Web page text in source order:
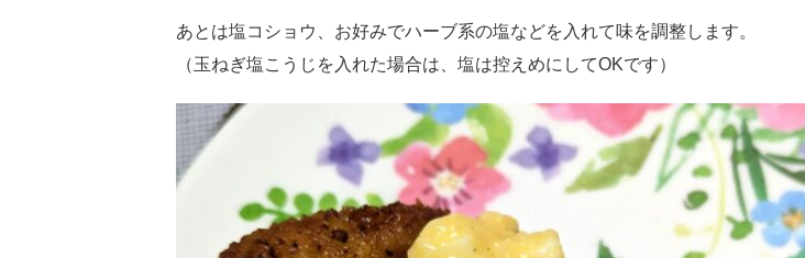
あとは塩コショウ、お好みでハーブ系の塩などを入れて味を調整します。
（玉ねぎ塩こうじを入れた場合は、塩は控えめにしてOKです）